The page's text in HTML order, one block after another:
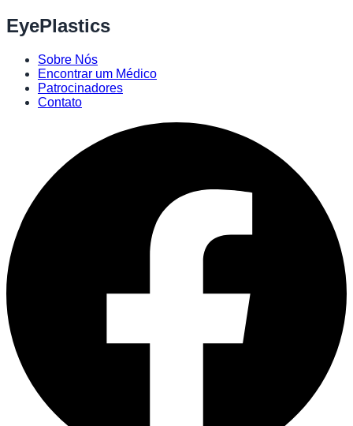
EyePlastics
Sobre Nós
Encontrar um Médico
Patrocinadores
Contato